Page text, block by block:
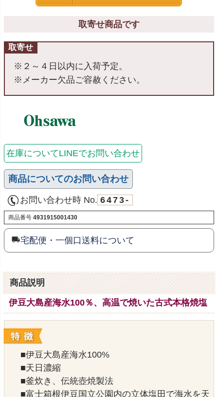
取寄せ商品です
取寄せ
※２～４日以内に入荷予定。
※メーカー欠品ご容赦ください。
在庫についてLINEでお問い合わせ
商品についてのお問い合わせ
お問い合わせ時 No. 6473-
商品番号 4931915001430
宅配便・一個口送料について
商品説明
伊豆大島産海水100％、高温で焼いた古式本格焼塩
■伊豆大島産海水100%
■天日濃縮
■釜炊き、伝統壺焼製法
■富士箱根伊豆国立公園内の立体塩田で海水を天